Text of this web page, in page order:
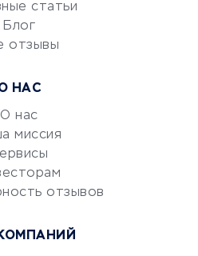
статьи
Блог
отзывы
НАС
О нас
миссия
отзывов